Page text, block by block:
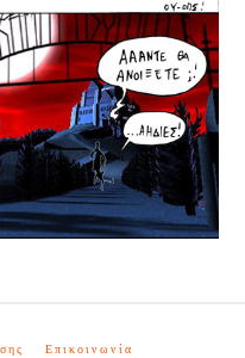
Επικοινωνία